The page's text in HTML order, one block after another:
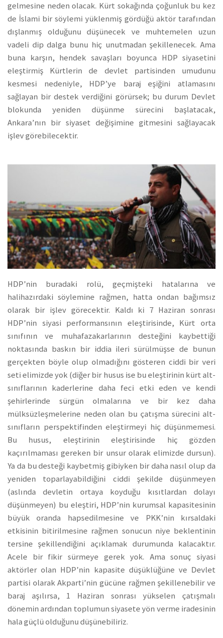
gelmesine neden olacak. Kürt sokağında çoğunluk bu kez
de İslami bir söylemi yüklenmiş gördüğü aktör tarafından
dışlanmış olduğunu düşünecek ve muhtemelen uzun
vadeli dip dalga bunu hiç unutmadan şekillenecek. Ama
buna karşın, hendek savaşları boyunca HDP siyasetini
eleştirmiş Kürtlerin de devlet partisinden umudunu
kesmesi nedeniyle, HDP’ye baraj eşiğini atlamasını
sağlayan bir destek verdiğini görürsek; bu durum Devlet
blokunda yeniden düşünme sürecini başlatacak,
Ankara’nın bir siyaset değişimine gitmesini sağlayacak
işlev görebilecektir.
HDP’nin buradaki rolü, geçmişteki hatalarına ve
halihazırdaki söylemine rağmen, hatta ondan bağımsız
olarak bir işlev görecektir. Kaldı ki 7 Haziran sonrası
HDP’nin siyasi performansının eleştirisinde, Kürt orta
sınıfının ve muhafazakarlarının desteğini kaybettiği
noktasında baskın bir iddia ileri sürülmüşse de bunun
gerçekten böyle olup olmadığını gösteren ciddi bir veri
seti elimizde yok (diğer bir husus ise bu eleştirinin kürt alt-
sınıflarının kaderlerine daha feci etki eden ve kendi
şehirlerinde sürgün olmalarına ve bir kez daha
mülksüzleşmelerine neden olan bu çatışma sürecini alt-
sınıfların perspektifinden eleştirmeyi hiç düşünmemesi.
Bu husus, eleştirinin eleştirisinde hiç gözden
kaçırılmaması gereken bir unsur olarak elimizde dursun).
Ya da bu desteği kaybetmiş gibiyken bir daha nasıl olup da
yeniden toparlayabildiğini ciddi şekilde düşünmeyen
(aslında devletin ortaya koyduğu kısıtlardan dolayı
düşünmeyen) bu eleştiri, HDP’nin kurumsal kapasitesinin
büyük oranda hapsedilmesine ve PKK’nin kırsaldaki
etkisinin bitirilmesine rağmen sonucun niye beklentinin
tersine şekillendiğini açıklamak durumunda kalacaktır.
Acele bir fikir sürmeye gerek yok. Ama sonuç siyasi
aktörler olan HDP’nin kapasite düşüklüğüne ve Devlet
partisi olarak Akparti’nin gücüne rağmen şekillenebilir ve
baraj aşılırsa, 1 Haziran sonrası yükselen çatışmalı
dönemin ardından toplumun siyasete yön verme iradesinin
hala güçlü olduğunu düşünebiliriz.